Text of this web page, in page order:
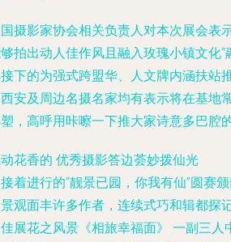
摄影家协会相关负责人对本次展会表
拍出动人佳作风且融入玫瑰小镇文化“
下的为强式跨盟华、人文牌内涵扶站
安及周边名摄名家均有表示将在基地
，高呼用咔嚓一下推大家诗意多巴腔
花香的 优秀摄影答边荟妙拨仙光
着进行的“靓景已园，你我有仙”圆赛
观面丰许多作者，连续式巧和辑都探
展花之风景《相旅幸福面》 一副三人